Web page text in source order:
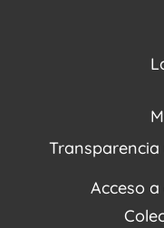
Repositorio
Acceso